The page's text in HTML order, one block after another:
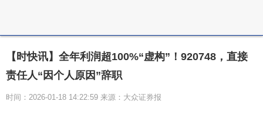
【时快讯】全年利润超100%“虚构”！920748，直接
责任人“因个人原因”辞职
时间：2026-01-18 14:22:59 来源：大众证券报